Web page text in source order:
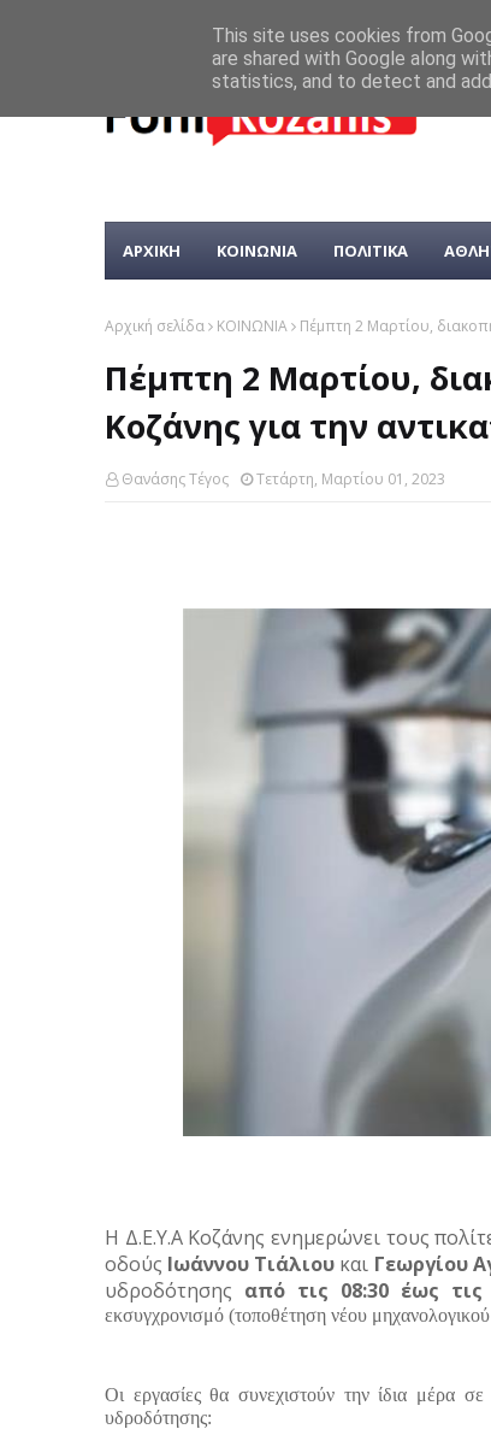
ΑΡΧΙΚΗ ΚΟΙΝΩΝΙΑ ΠΟΛΙΤΙΚΑ
Αρχική σελίδα ΚΟΙΝΩΝΙΑ Πέμπτη 2 Μαρτίου,
Πέμπτη 2 Μαρτίου,
Κοζάνης για την
Θανάσης Τέγος Τετάρτη, Μαρτίου 01, 2023
Η Δ.Ε.Υ.Α Κοζάνης ενημερώνει τους
οδούς Ιωάννου Τιάλιου και Γεωργίου
υδροδότησης από τις 08:30 έως τις
εκσυγχρονισμό (τοποθέτηση νέου
Οι εργασίες θα συνεχιστούν την ίδια μέρα
υδροδότησης:
This site uses cookies from
are shared with Google along
statistics, and to detect and